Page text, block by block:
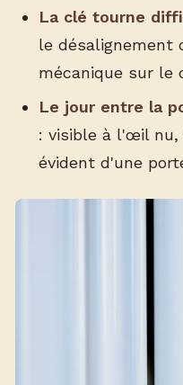
La clé tourne
le désalignement
mécanique sur le
Le jour entre la
: visible à l'œil
évident d'une